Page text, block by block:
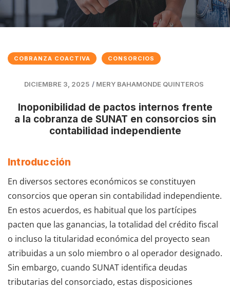
COBRANZA COACTIVA CONSORCIOS
DICIEMBRE 3, 2025 / MERY BAHAMONDE QUINTEROS
Inoponibilidad de pactos internos frente
a la cobranza de SUNAT en consorcios sin
contabilidad independiente
Introducción
En diversos sectores económicos se constituyen
consorcios que operan sin contabilidad independiente.
En estos acuerdos, es habitual que los partícipes
pacten que las ganancias, la totalidad del crédito fiscal
o incluso la titularidad económica del proyecto sean
atribuidas a un solo miembro o al operador designado.
Sin embargo, cuando SUNAT identifica deudas
tributarias del consorciado, estas disposiciones